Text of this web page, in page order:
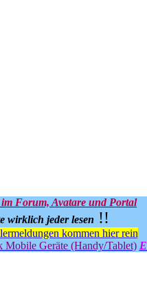
Forum, Avatare und Portal
wirklich jeder lesen !!
kommen hier rein
Mobile Geräte (Handy/Tablet)